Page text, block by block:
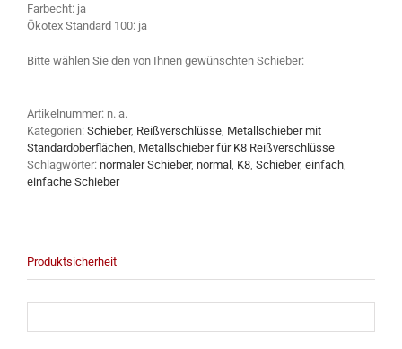
Farbecht: ja
Ökotex Standard 100: ja
Bitte wählen Sie den von Ihnen gewünschten Schieber:
Artikelnummer: n. a.
Kategorien: Schieber, Reißverschlüsse, Metallschieber mit
Standardoberflächen, Metallschieber für K8 Reißverschlüsse
Schlagwörter: normaler Schieber, normal , K8, Schieber, einfach,
einfache Schieber
Produktsicherheit